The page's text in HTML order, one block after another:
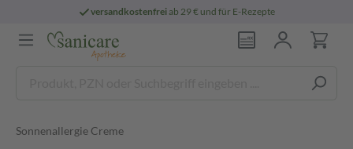
versandkostenfreiab 29 € und für E-Rezepte
Sonnenallergie Creme